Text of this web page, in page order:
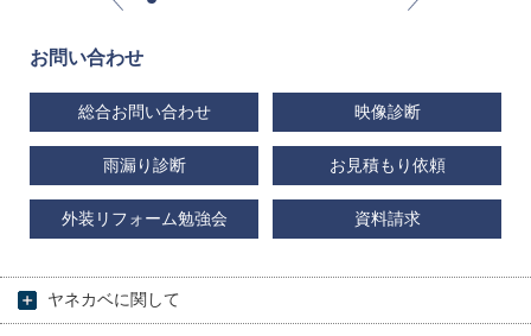
お問い合わせ
総合お問い合わせ 映像診断
雨漏り診断 お見積もり依頼
外装リフォーム勉強会 資料請求
ヤネカベに関して